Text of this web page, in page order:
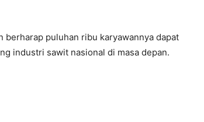
berharap puluhan ribu karyawannya dapat
industri sawit nasional di masa depan.